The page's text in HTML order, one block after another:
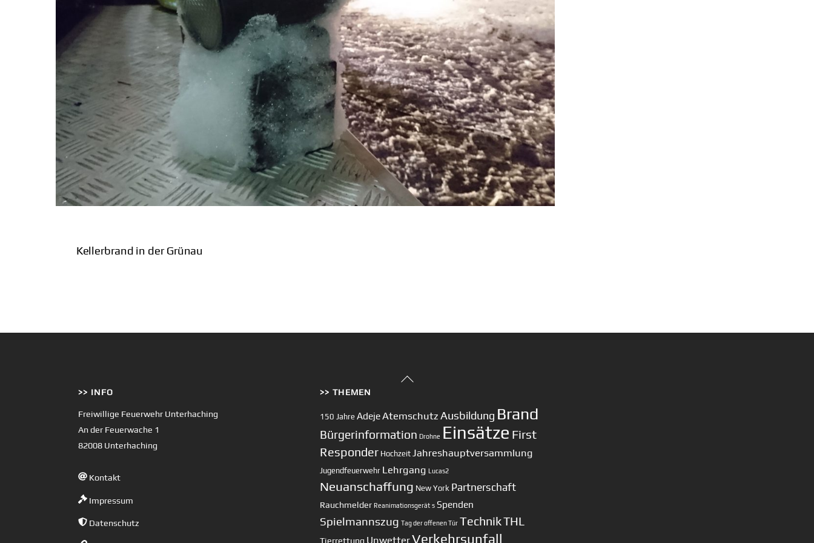
Kellerbrand in der Grünau
Back
>> INFO
Freiwillige Feuerwehr Unterhaching
An der Feuerwache 1
82008 Unterhaching
Kontakt
Impressum
Datenschutz
>> THEMEN
150 Jahre AdejeAtemschutz Ausbildung Brand
Bürgerinformation Drohne Einsätze First
Responder Hochzeit Jahreshauptversammlung
Jugendfeuerwehr Lehrgang Lucas2
Neuanschaffung New York Partnerschaft
Rauchmelder Reanimationsgerät s Spenden
Spielmannszug Tag der offenen Tür TechnikTHL
Tierrettung UnwetterVerkehrsunfall